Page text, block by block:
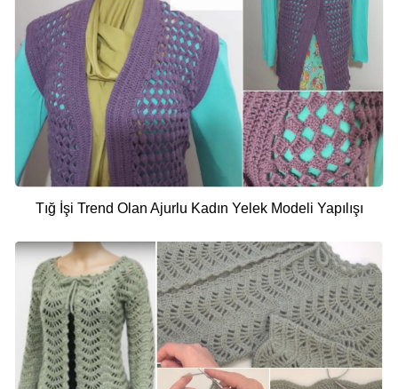
Tığ İşi Trend Olan Ajurlu Kadın Yelek Modeli Yapılışı